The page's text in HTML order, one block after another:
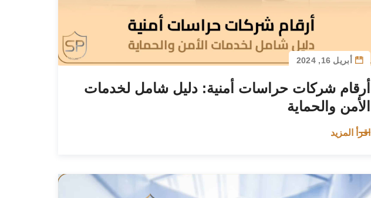
أبريل 16, 2024
أرقام شركات حراسات أمنية: دليل شامل لخدمات
الأمن والحماية
اقرأ المزيد